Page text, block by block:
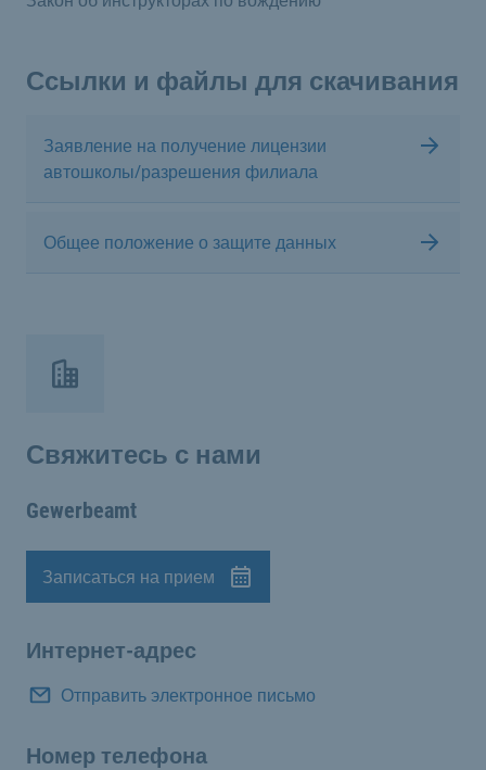
Ссылки и файлы для скачивания
Заявление на получение лицензии
автошколы/разрешения филиала
Общее положение о защите данных
Свяжитесь с нами
Gewerbeamt
Назначение
Записаться на прием
Интернет-адрес
Отправить электронное письмо
Номер телефона